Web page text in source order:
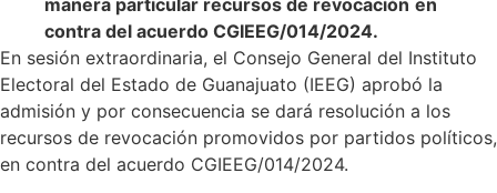
manera particular recursos de revocación en
contra del acuerdo CGIEEG/014/2024.
En sesión extraordinaria, el Consejo General del Instituto
Electoral del Estado de Guanajuato (IEEG) aprobó la
admisión y por consecuencia se dará resolución a los
recursos de revocación promovidos por partidos políticos,
en contra del acuerdo CGIEEG/014/2024.